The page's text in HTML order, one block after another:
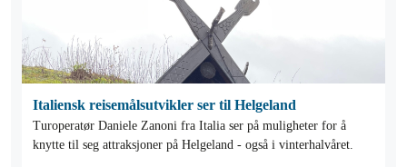
Italiensk reisemålsutvikler ser til Helgeland
Turoperatør Daniele Zanoni fra Italia ser på muligheter for å
knytte til seg attraksjoner på Helgeland - også i vinterhalvåret.